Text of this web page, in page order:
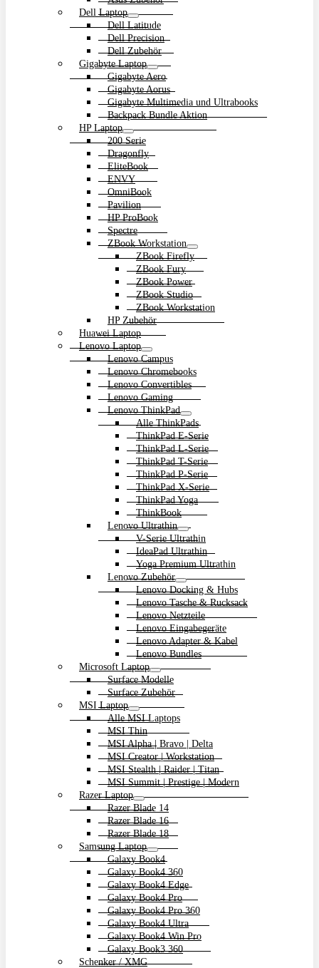
Dell Laptop
Dell Latitude
Dell Precision
Dell Zubehör
Gigabyte Laptop
Gigabyte Aero
Gigabyte Aorus
Gigabyte Multimedia und Ultrabooks
Backpack Bundle Aktion
HP Laptop
200 Serie
Dragonfly
EliteBook
ENVY
OmniBook
Pavilion
HP ProBook
Spectre
ZBook Workstation
ZBook Firefly
ZBook Fury
ZBook Power
ZBook Studio
ZBook Workstation
HP Zubehör
Huawei Laptop
Lenovo Laptop
Lenovo Campus
Lenovo Chromebooks
Lenovo Convertibles
Lenovo Gaming
Lenovo ThinkPad
Alle ThinkPads
ThinkPad E-Serie
ThinkPad L-Serie
ThinkPad T-Serie
ThinkPad P-Serie
ThinkPad X-Serie
ThinkPad Yoga
ThinkBook
Lenovo Ultrathin
V-Serie Ultrathin
IdeaPad Ultrathin
Yoga Premium Ultrathin
Lenovo Zubehör
Lenovo Docking & Hubs
Lenovo Tasche & Rucksack
Lenovo Netzteile
Lenovo Eingabegeräte
Lenovo Adapter & Kabel
Lenovo Bundles
Microsoft Laptop
Surface Modelle
Surface Zubehör
MSI Laptop
Alle MSI Laptops
MSI Thin
MSI Alpha | Bravo | Delta
MSI Creator | Workstation
MSI Stealth | Raider | Titan
MSI Summit | Prestige | Modern
Razer Laptop
Razer Blade 14
Razer Blade 16
Razer Blade 18
Samsung Laptop
Galaxy Book4
Galaxy Book4 360
Galaxy Book4 Edge
Galaxy Book4 Pro
Galaxy Book4 Pro 360
Galaxy Book4 Ultra
Galaxy Book4 Win Pro
Galaxy Book3 360
Schenker / XMG